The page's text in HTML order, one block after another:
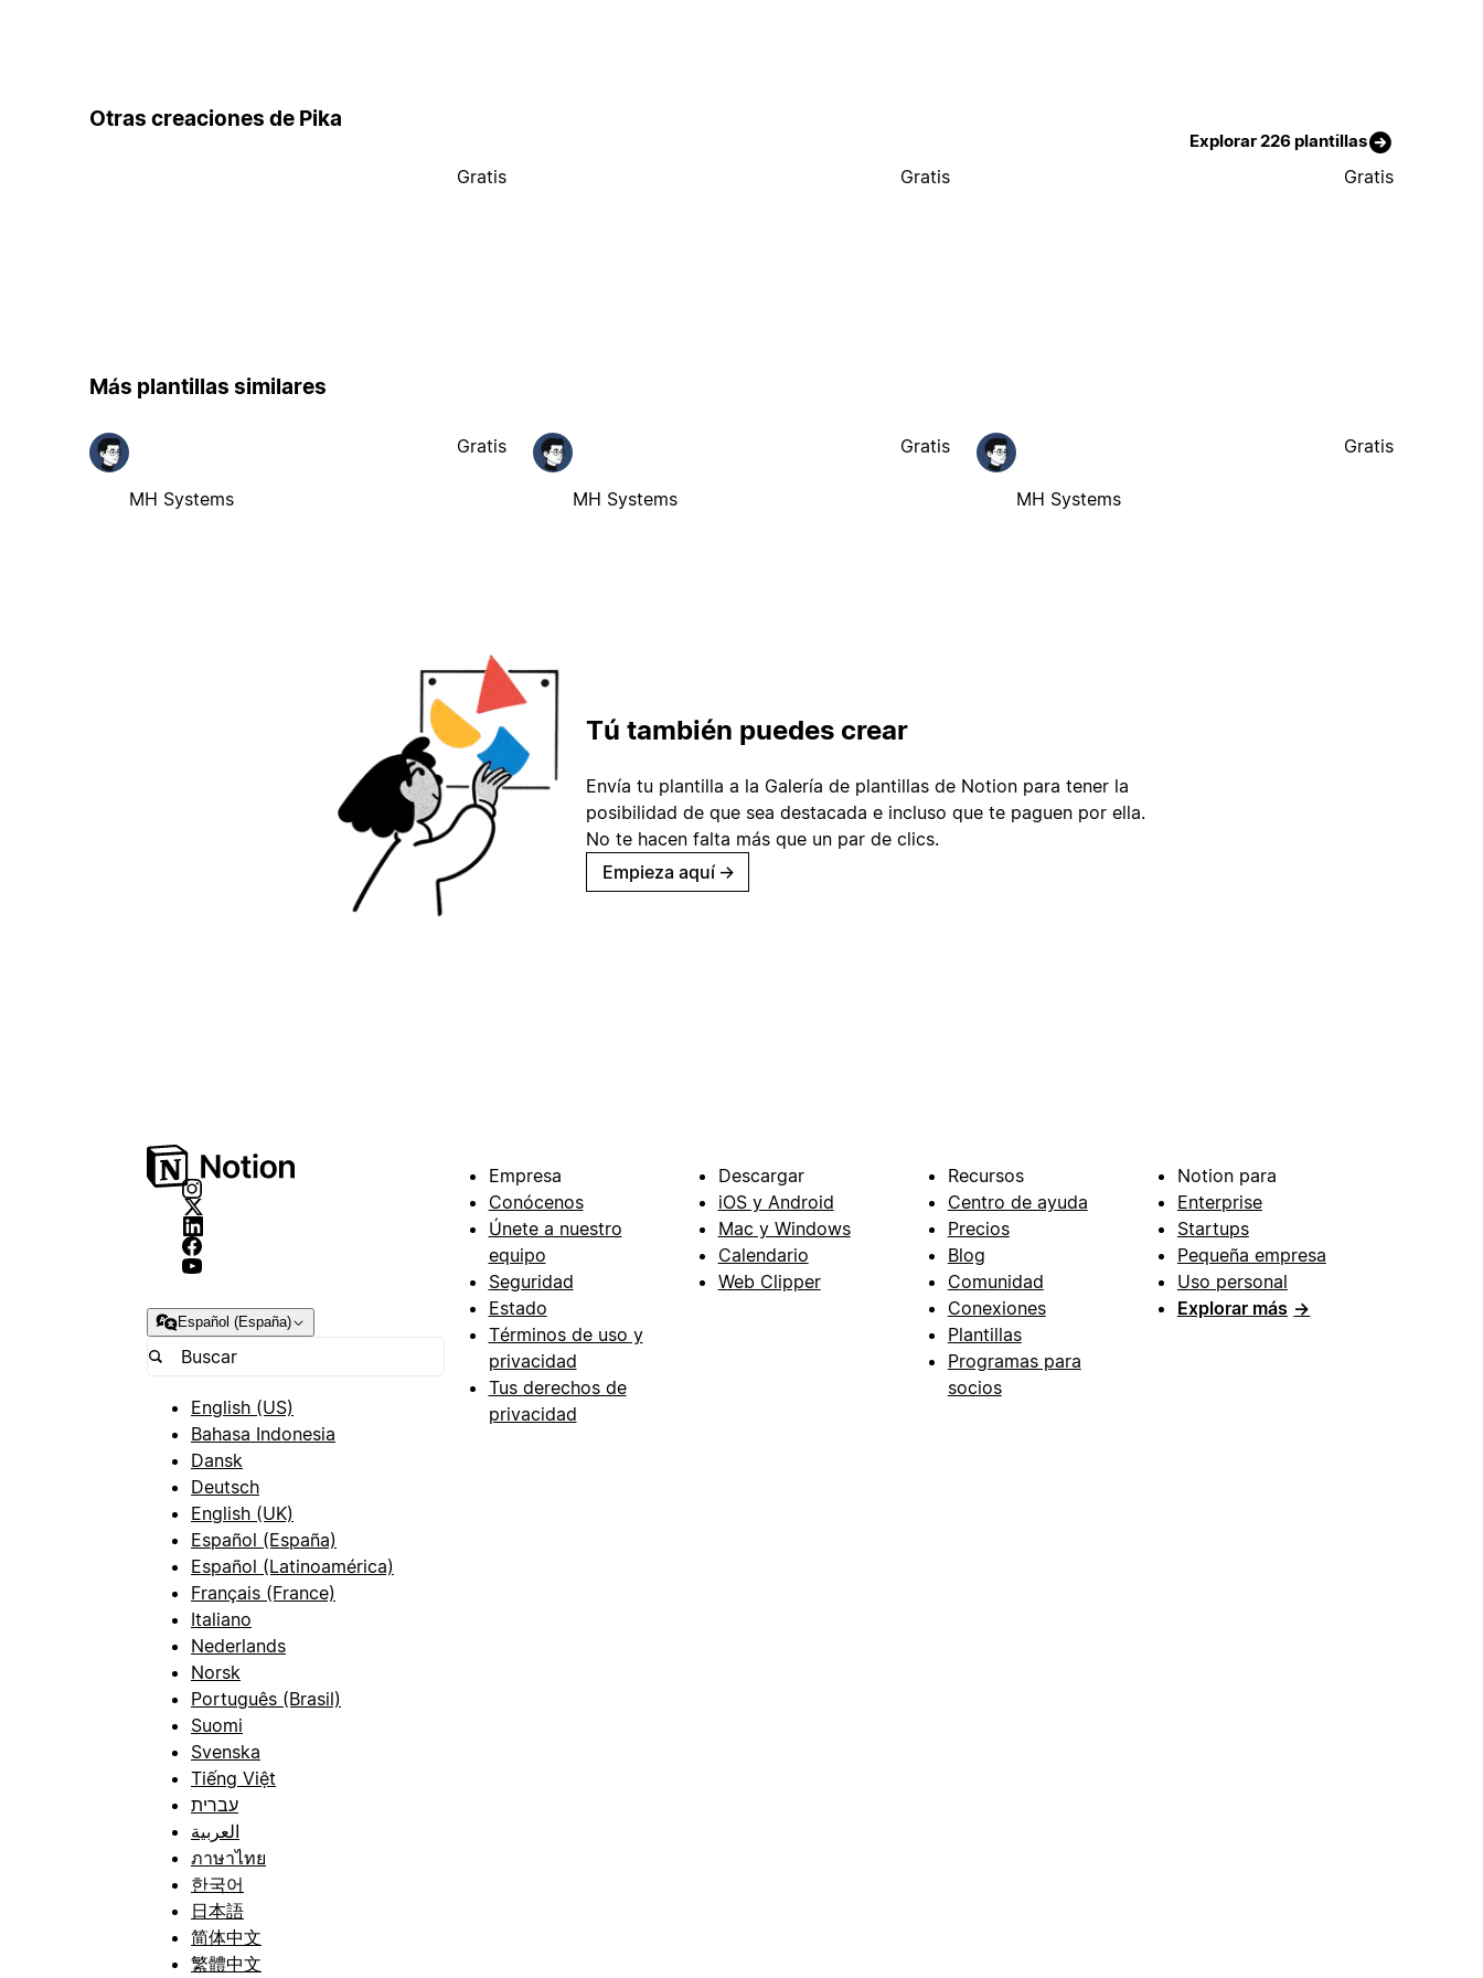
Otras creaciones de Pika
Explorar 226 plantillas
Gratis Gratis Gratis
Más plantillas similares
MH Systems
Gratis
MH Systems
Gratis
MH Systems
Gratis
Tú también puedes crear
Envía tu plantilla a la Galería de plantillas de Notion para tener la
posibilidad de que sea destacada e incluso que te paguen por ella.
No te hacen falta más que un par de clics.
Empieza aquí →
Español (España)
English (US)
Bahasa Indonesia
Dansk
Deutsch
English (UK)
Español (España)
Español (Latinoamérica)
Français (France)
Italiano
Nederlands
Norsk
Português (Brasil)
Suomi
Svenska
Tiếng Việt
עברית
العربية
ภาษาไทย
한국어
日本語
简体中文
繁體中文
Empresa
Conócenos
Únete a nuestro
equipo
Seguridad
Estado
Términos de uso y
privacidad
Tus derechos de
privacidad
Descargar
iOS y Android
Mac y Windows
Calendario
Web Clipper
Recursos
Centro de ayuda
Precios
Blog
Comunidad
Conexiones
Plantillas
Programas para
socios
Notion para
Enterprise
Startups
Pequeña empresa
Uso personal
Explorar más →